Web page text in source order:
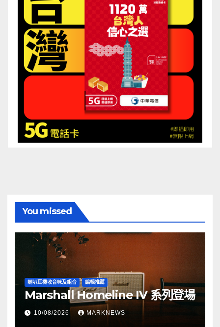
You missed
喇叭耳機收音咪及組合 編輯推薦
Marshall Homeline IV 系列登場
10/08/2026 MARKNEWS